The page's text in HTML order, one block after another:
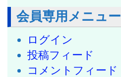
会員専用メニュー
ログイン
投稿フィード
コメントフィード